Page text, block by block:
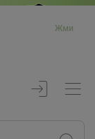
Жми